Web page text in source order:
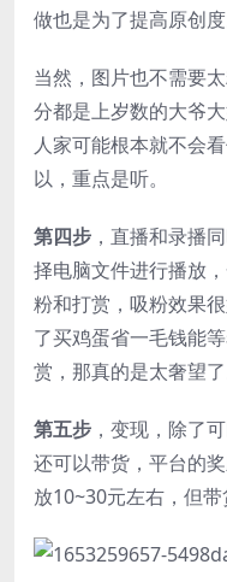
做也是为了提高原创度
当然，图片也不需要
分都是上岁数的大爷
人家可能根本就不会
以，重点是听。
第四步 ，直播和录播
择电脑文件进行播放
粉和打赏，吸粉效果
了买鸡蛋省一毛钱能
赏，那真的是太奢望了
第五步 ，变现，除了
还可以带货，平台的
放10~30元左右，但带